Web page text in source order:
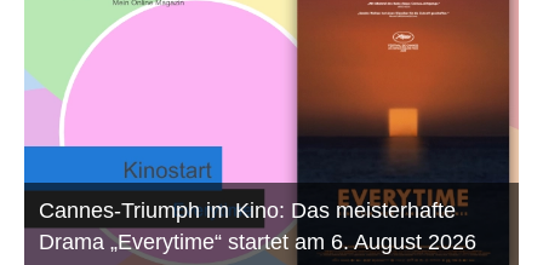
Cannes-Triumph im Kino: Das meisterhafte
Drama „Everytime“ startet am 6. August 2026